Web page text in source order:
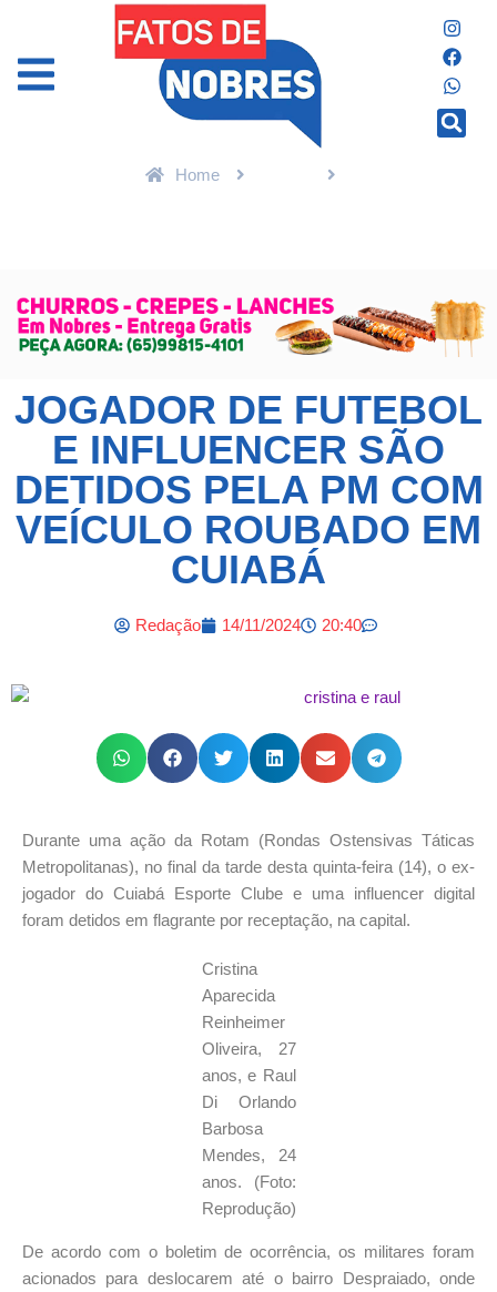
Home
JOGADOR DE FUTEBOL
E INFLUENCER SÃO
DETIDOS PELA PM COM
VEÍCULO ROUBADO EM
CUIABÁ
Redação 14/11/2024 20:40
Durante uma ação da Rotam (Rondas Ostensivas Táticas
Metropolitanas), no final da tarde desta quinta-feira (14), o ex-
jogador do Cuiabá Esporte Clube e uma influencer digital
foram detidos em flagrante por receptação, na capital.
Cristina
Aparecida
Reinheimer
Oliveira, 27
anos, e Raul
Di Orlando
Barbosa
Mendes, 24
anos. (Foto:
Reprodução)
De acordo com o boletim de ocorrência, os militares foram
acionados para deslocarem até o bairro Despraiado, onde